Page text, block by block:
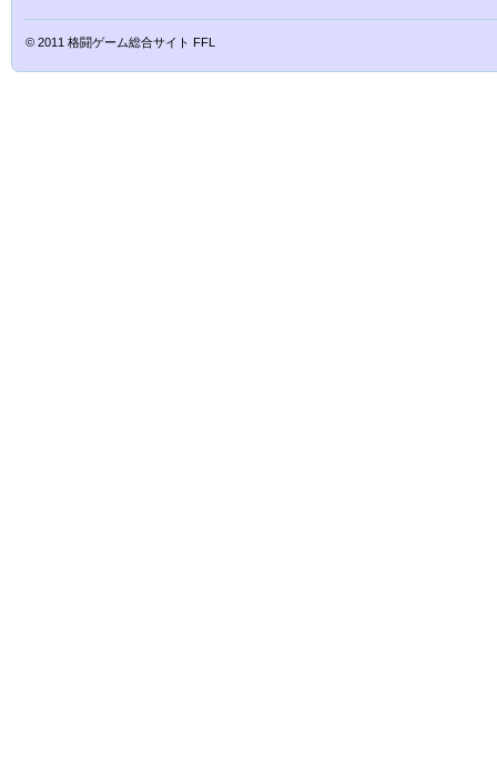
© 2011 格闘ゲーム総合サイト FFL